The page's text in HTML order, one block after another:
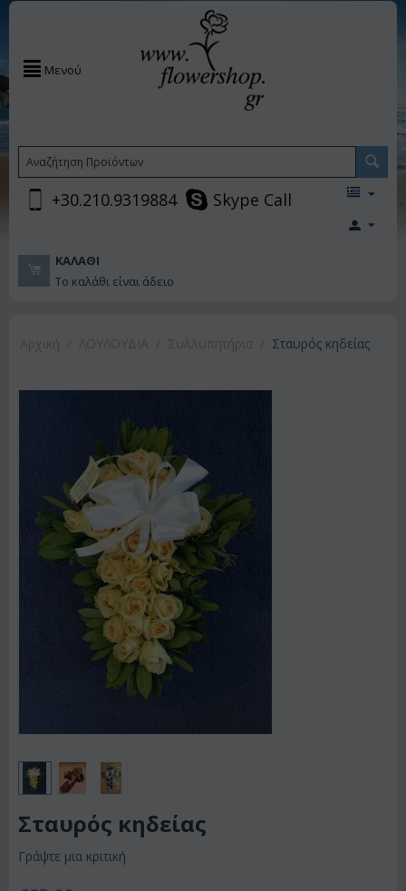
Μενού
+30.210.9319884 Skype Call
ΚΑΛΆΘΙ
Το καλάθι είναι άδειο
Σταυρός κηδείας
Σταυρός κηδείας
Γράψτε μια κριτική